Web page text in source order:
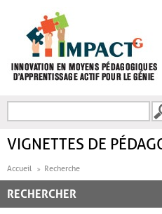
FORMULAIRE DE
VIGNETTES DE
Accueil Recherche
RECHERCHER